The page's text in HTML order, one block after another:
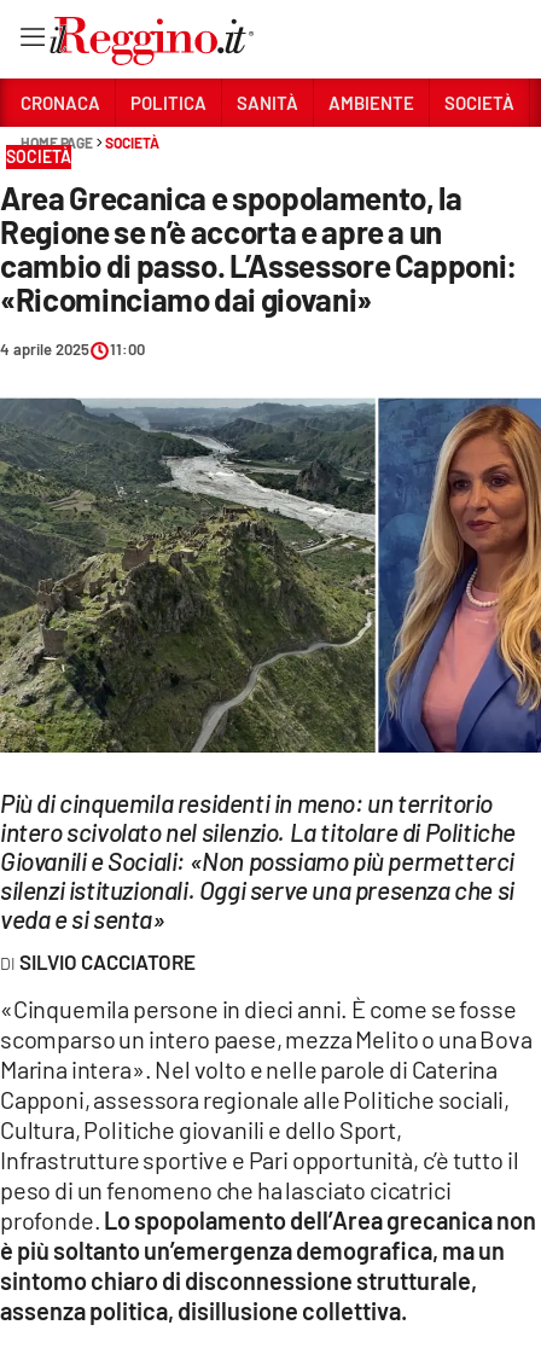
Sezioni
CRONACA
POLITICA
SANITÀ
AMBIENTE
SOCIETÀ
CULTURA
ECONOMIA E LAVORO
EVENTI
SPORT
Streaming
LAC TV
LAC ONAIR
LaC
Network
LACPLAY.IT
LACTV.IT
LACONAIR.IT
LACITYMAG.IT
ILREGGINO.IT
COSENZACHANNEL.IT
ILVIBONESE.IT
CATANZAROCHANNEL.IT
CRONACA POLITICA SANITÀ AMBIENTE SOCIETÀ
HOME PAGE SOCIETÀ
SOCIETÀ
Area Grecanica e spopolamento, la
Regione se n’è accorta e apre a un
cambio di passo. L’Assessore Capponi:
«Ricominciamo dai giovani»
4 aprile 2025 11:00
Più di cinquemila residenti in meno: un territorio
intero scivolato nel silenzio. La titolare di Politiche
Giovanili e Sociali: «Non possiamo più permetterci
silenzi istituzionali. Oggi serve una presenza che si
veda e si senta»
SILVIO CACCIATORE
«Cinquemila persone in dieci anni. È come se fosse
scomparso un intero paese, mezza Melito o una Bova
Marina intera». Nel volto e nelle parole di Caterina
Capponi, assessora regionale alle Politiche sociali,
Cultura, Politiche giovanili e dello Sport,
Infrastrutture sportive e Pari opportunità, c’è tutto il
peso di un fenomeno che ha lasciato cicatrici
profonde. Lo spopolamento dell’Area grecanica non
è più soltanto un’emergenza demografica, ma un
sintomo chiaro di disconnessione strutturale,
assenza politica, disillusione collettiva.